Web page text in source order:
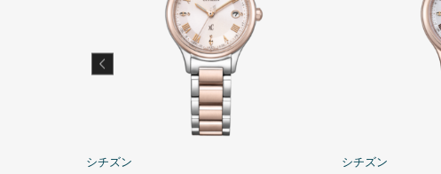
シチズン
シチズン